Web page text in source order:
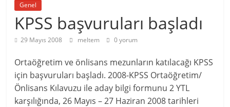
Karacabey'in
gözü,
Genel
KPSS başvuruları başladı
29 Mayıs 2008 meltem 0 yorum
Ortaöğretim ve önlisans mezunların katılacağı KPSS
için başvuruları başladı. 2008-KPSS Ortaöğretim/
Önlisans Kılavuzu ile aday bilgi formunu 2 YTL
karşılığında, 26 Mayıs – 27 Haziran 2008 tarihleri